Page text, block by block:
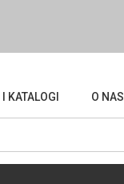
KATALOGI O NAS